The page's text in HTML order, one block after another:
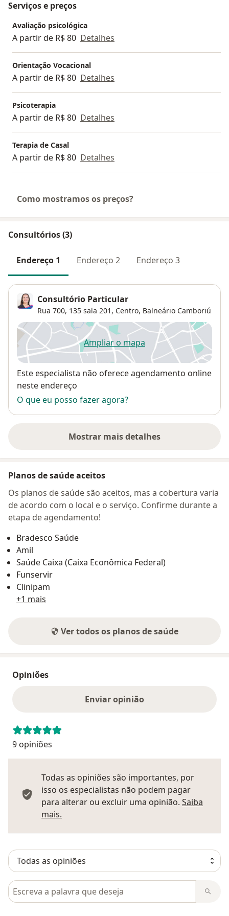
dessensibilização de pequenos traumas, colocando o
paciente em modo mais adaptativo e saudável, no qual
razão, emoção e ação ficam mais alinhados.
Direitos Humanos, pela Secretaria de Estado de
Direitos Humanos-MG, como: Direitos das Mulheres,
Direitos das Pessoas GLBT e Identidade de Gênero,
Direitos dos Cidadãos em Situação de Rua, Direitos
das Crianças e Adolescentes, Direitos dos Idosos, além
de curso de Formação em Conselheira Tutelar.
Em 2022 finalizou a Pós-Graduação (Especialização)
Serviços e preços
Avaliação psicológica
A partir de R$ 80 Detalhes
Orientação Vocacional
A partir de R$ 80 Detalhes
Psicoterapia
A partir de R$ 80 Detalhes
Terapia de Casal
A partir de R$ 80 Detalhes
Como mostramos os preços?
Consultórios (3)
Endereço 1 Endereço 2 Endereço 3
Consultório Particular
Rua 700, 135 sala 201, Centro, Balneário Camboriú
Ampliar o mapaabre num novo separador
Disponibilidade
Este especialista não oferece agendamento online
neste endereço
O que eu posso fazer agora?
Mostrar mais detalhes
sobre o endereço
Planos de saúde aceitos
Os planos de saúde são aceitos, mas a cobertura varia
de acordo com o local e o serviço. Confirme durante a
etapa de agendamento!
Bradesco Saúde
Amil
Saúde Caixa (Caixa Econômica Federal)
Funservir
Clinipam
+1 mais
Ver todos os planos de saúde
Opiniões
Enviar opinião
9 opiniões
Todas as opiniões são importantes, por
isso os especialistas não podem pagar
para alterar ou excluir uma opinião. Saiba
mais.
Pesquisar em opiniões